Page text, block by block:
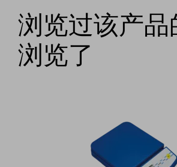
浏览过该产品
浏览了